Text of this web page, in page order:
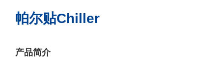
帕尔贴Chiller
产品简介